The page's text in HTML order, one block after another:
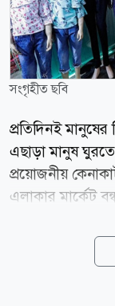
সংগৃহীত ছবি
প্রতিদিনই
এছাড়া মানুষ
প্রয়োজনীয়
এলাকার মার্কেট
নিন আজ
দোকানপাট ও